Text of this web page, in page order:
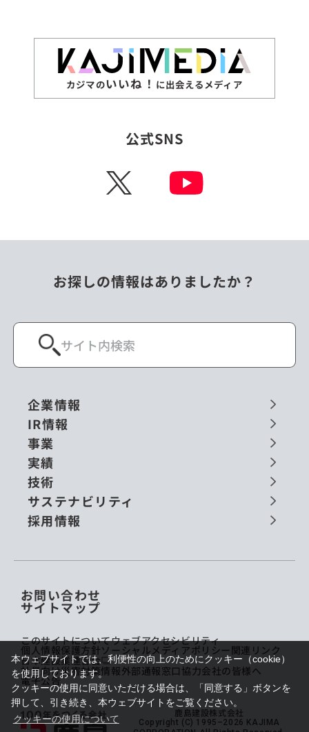
本ウェブサイトでは、利便性の向上のためにクッキー（cookie）
を使用しております。
クッキーの使用に同意いただける場合は、「同意する」ボタンを
押して、引き続き、本ウェブサイトをご覧ください。
クッキーの使用について
カジマのいいね！ に出会えるメディア
公式SNS
X
お探しの情報はありましたか？
企業情報
IR情報
事業
実績
技術
サステナビリティ
採用情報
お問い合わせ
サイトマップ
このサイトについてウェブアクセシビリティ
個人情報保護方針ソーシャルメディアポリシー 関連リンク
日本建設業連合会
社員向け災害対策情報外部通報窓口 協力会社の皆様へ
電子公告
鹿島建設株式会社
Copyright (C) 1995–2026 KAJIMA